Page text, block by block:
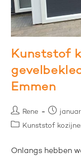
Kunststof
Emmen
Rene
Kunststof
Onlangs hebben